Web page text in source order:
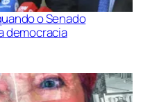
o Senado
democracia